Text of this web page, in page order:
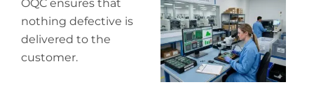
OQC ensures that
nothing defective is
delivered to the
customer.